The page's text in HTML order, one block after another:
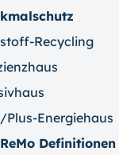
Recycling
Plus-Energiehaus
Definitionen